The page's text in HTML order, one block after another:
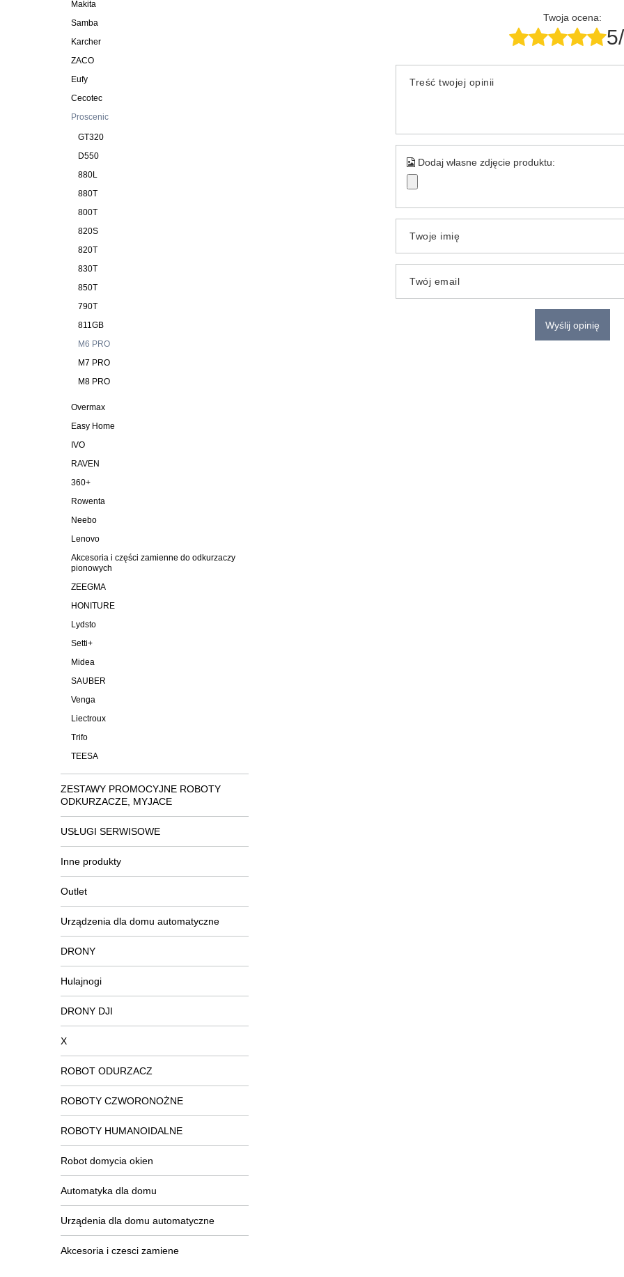
Makita
Samba
Karcher
ZACO
Eufy
Cecotec
Proscenic
GT320
D550
880L
880T
800T
820S
820T
830T
850T
790T
811GB
M6 PRO
M7 PRO
M8 PRO
Overmax
Easy Home
IVO
RAVEN
360+
Rowenta
Neebo
Lenovo
Akcesoria i części zamienne do odkurzaczy
pionowych
ZEEGMA
HONITURE
Lydsto
Setti+
Midea
SAUBER
Venga
Liectroux
Trifo
TEESA
ZESTAWY PROMOCYJNE ROBOTY
ODKURZACZE, MYJACE
USŁUGI SERWISOWE
Inne produkty
Outlet
Urządzenia dla domu automatyczne
DRONY
Hulajnogi
DRONY DJI
X
ROBOT ODURZACZ
ROBOTY CZWORONOŻNE
ROBOTY HUMANOIDALNE
Robot domycia okien
Automatyka dla domu
Urządenia dla domu automatyczne
Akcesoria i czesci zamiene
Twoja ocena:
Treść twojej opinii
Dodaj własne zdjęcie produktu:
Twoje imię
Twój email
Wyślij opinię